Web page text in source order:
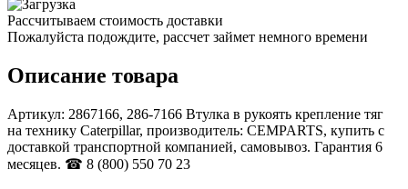
Рассчитываем стоимость доставки
Пожалуйста подождите, рассчет займет немного времени
Описание товара
Артикул: 2867166, 286-7166 Втулка в рукоять крепление тяг
на технику Caterpillar, производитель: CEMPARTS, купить с
доставкой транспортной компанией, самовывоз. Гарантия 6
месяцев. ☎ 8 (800) 550 70 23